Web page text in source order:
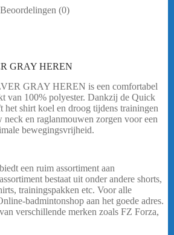
Beoordelingen (0)
GRAY HEREN
GRAY HEREN is een comfortabel
van 100% polyester. Dankzij de Quick
shirt koel en droog tijdens trainingen
en raglanmouwen zorgen voor een
bewegingsvrijheid.
een ruim assortiment aan
bestaat uit onder andere shorts,
trainingspakken etc. Voor alle
badmintonshop aan het goede adres.
verschillende merken zoals FZ Forza,